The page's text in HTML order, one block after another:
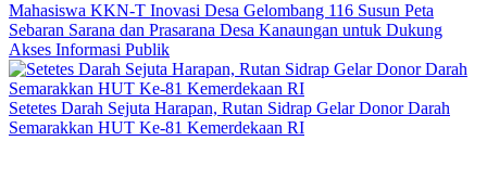
Mahasiswa KKN-T Inovasi Desa Gelombang 116 Susun Peta
Sebaran Sarana dan Prasarana Desa Kanaungan untuk Dukung
Akses Informasi Publik
Setetes Darah Sejuta Harapan, Rutan Sidrap Gelar Donor Darah
Semarakkan HUT Ke-81 Kemerdekaan RI